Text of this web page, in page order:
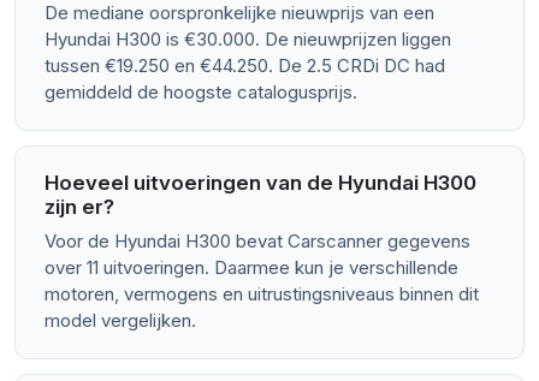
De mediane oorspronkelijke nieuwprijs van een
Hyundai H300 is €30.000. De nieuwprijzen liggen
tussen €19.250 en €44.250. De 2.5 CRDi DC had
gemiddeld de hoogste catalogusprijs.
Hoeveel uitvoeringen van de Hyundai H300
zijn er?
Voor de Hyundai H300 bevat Carscanner gegevens
over 11 uitvoeringen. Daarmee kun je verschillende
motoren, vermogens en uitrustingsniveaus binnen dit
model vergelijken.